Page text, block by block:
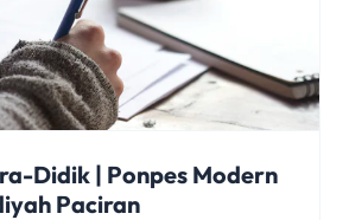
Didik | Ponpes Modern
Paciran